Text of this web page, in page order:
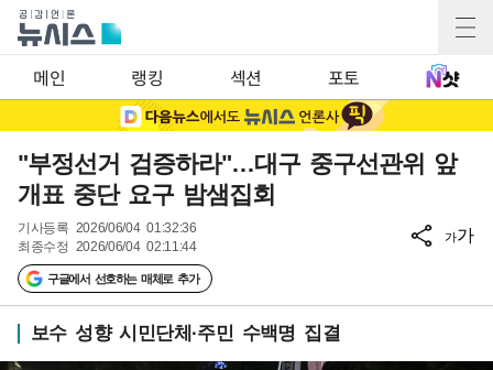
메인 랭킹 섹션 포토
"부정선거 검증하라"…대구 중구선관위 앞
개표 중단 요구 밤샘집회
기사등록 2026/06/04 01:32:36
최종수정 2026/06/04 02:11:44
구글에서 선호하는 매체로 추가
가가
보수 성향 시민단체·주민 수백명 집결